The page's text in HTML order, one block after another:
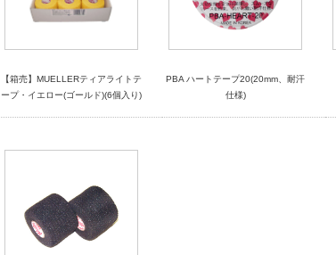
【箱売】MUELLERティアライトテ
ープ・イエロー(ゴールド)(6個入り)
PBA ハートテープ20(20mm、耐汗
仕様)